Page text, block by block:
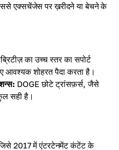
एक्सचेंजेस पर ख़रीदने या बेचने के
का उच्च स्तर का सपोर्ट
शोहरत पैदा करता है।
DOGE छोटे ट्रांसफ़र्स, जैसे
सही है।
2017 में एंटरटेनमेंट कंटेंट के